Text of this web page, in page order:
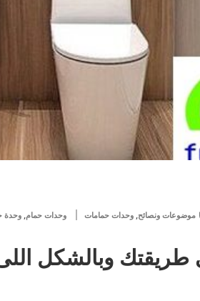
موضوعات ونصائح, وحدات حمامات وحدات حمام, وحدة
وبالشكل